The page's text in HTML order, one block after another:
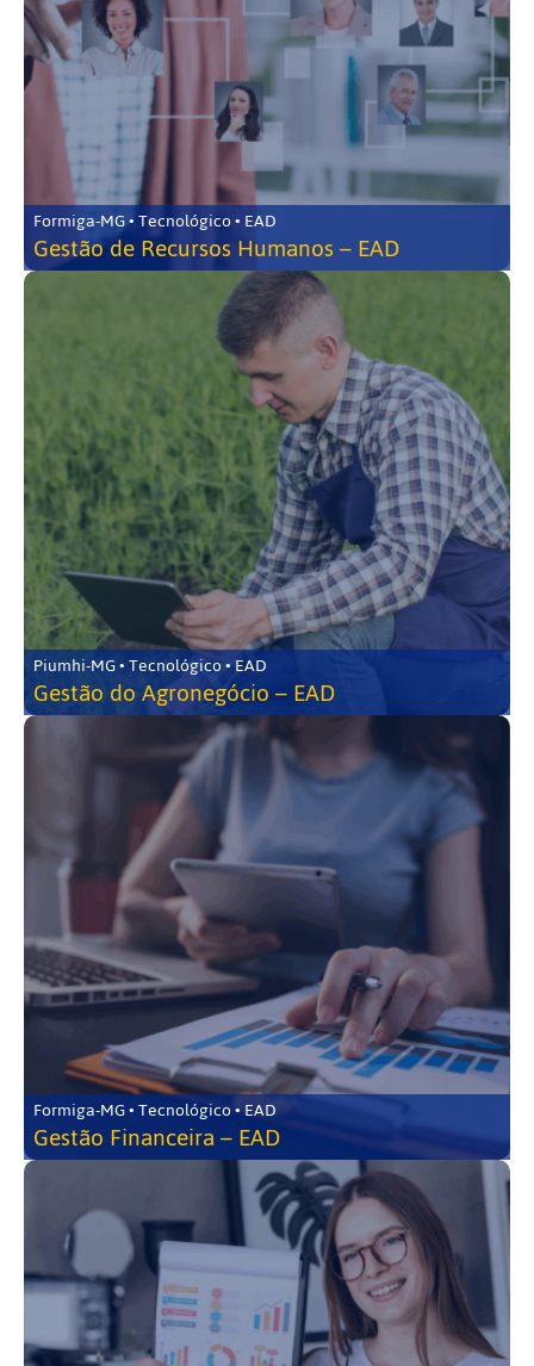
Formiga-MG • Tecnológico • EAD
Gestão de Recursos Humanos – EAD
Piumhi-MG • Tecnológico • EAD
Gestão do Agronegócio – EAD
Formiga-MG • Tecnológico • EAD
Gestão Financeira – EAD